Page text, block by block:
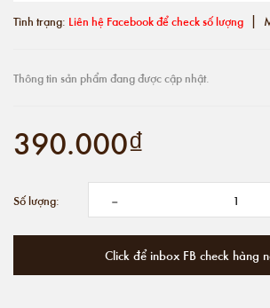
Tình trạng: Liên hệ Facebook để check số lượng |
Thông tin sản phẩm đang được cập nhật.
390.000₫
Số lượng: -
Click để inbox FB check hàng